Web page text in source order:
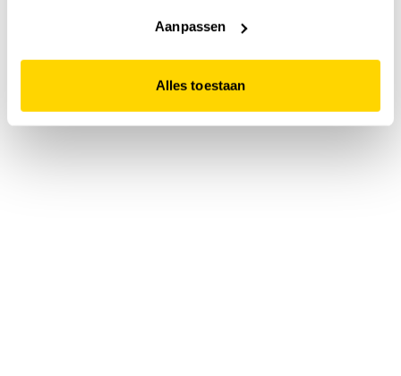
website niet optimaal functioneert.
Aanpassen
Alles toestaan